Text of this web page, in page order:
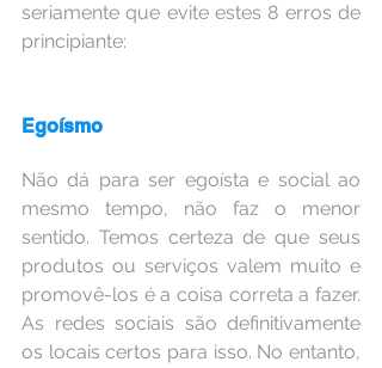
seriamente que evite estes 8 erros de
principiante:
Egoísmo
Não dá para ser egoísta e social ao
mesmo tempo, não faz o menor
sentido. Temos certeza de que seus
produtos ou serviços valem muito e
promovê-los é a coisa correta a fazer.
As redes sociais são definitivamente
os locais certos para isso. No entanto,